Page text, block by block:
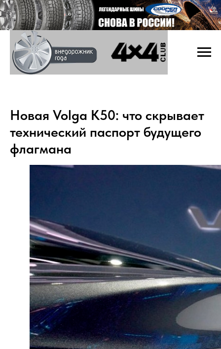
Новая Volga K50: что скрывает
технический паспорт будущего
флагмана